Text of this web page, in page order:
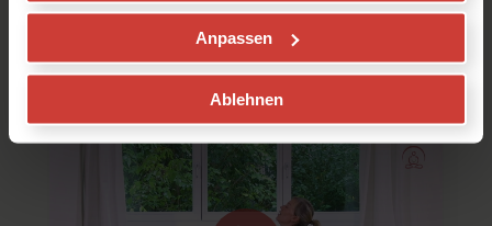
Anpassen
Ablehnen
die Sprache des Körpers
Die Körperwahrnehmung verefeinern
Heute führe ich Dich durch eine sanfte Praxis und Du